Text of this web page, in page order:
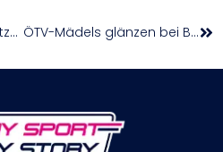
Vorregistrierung Restplatzkontingent für Ö(ST)M Langdistanz 2026 ÖTV-Mädels glänzen bei Billie Jean King Cup by Gainbridge Junior Finals